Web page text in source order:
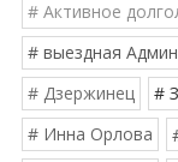
# Активное
# выездная
# Дзержинец
#
# Инна Орлова